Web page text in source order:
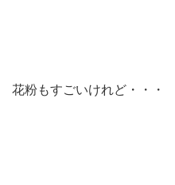
花粉もすごいけれど・・・